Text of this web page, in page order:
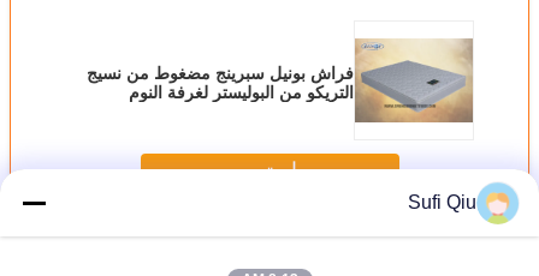
فراش بونيل سبرينج مضغوط من نسيج
التريكو من البوليستر لغرفة النوم
استمر
أكثرفراش الربيع بونيل
Sufi Qiu